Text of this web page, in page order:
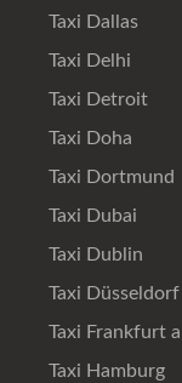
Taxi Dallas
Taxi Delhi
Taxi Detroit
Taxi Doha
Taxi Dortmund
Taxi Dubai
Taxi Dublin
Taxi Düsseldorf
Taxi Frankfurt
Taxi Hamburg